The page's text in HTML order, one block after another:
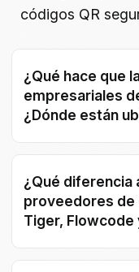
códigos QR
¿Qué hace que
empresariales
¿Dónde están
Scanova cumple
cumplimiento
requisitos de su
alojados en AWS
Estos servidores
¿Qué diferencia
proveedores de
Tiger, Flowcode
Scanova se